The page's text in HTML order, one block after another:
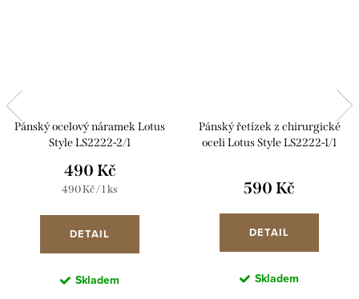
Pánský ocelový náramek Lotus
Style LS2222-2/1
490 Kč
Měrná
490 Kč / 1 ks
DETAIL
Skladem
Pánský řetízek z chirurgické
oceli Lotus Style LS2222-1/1
590 Kč
DETAIL
Skladem